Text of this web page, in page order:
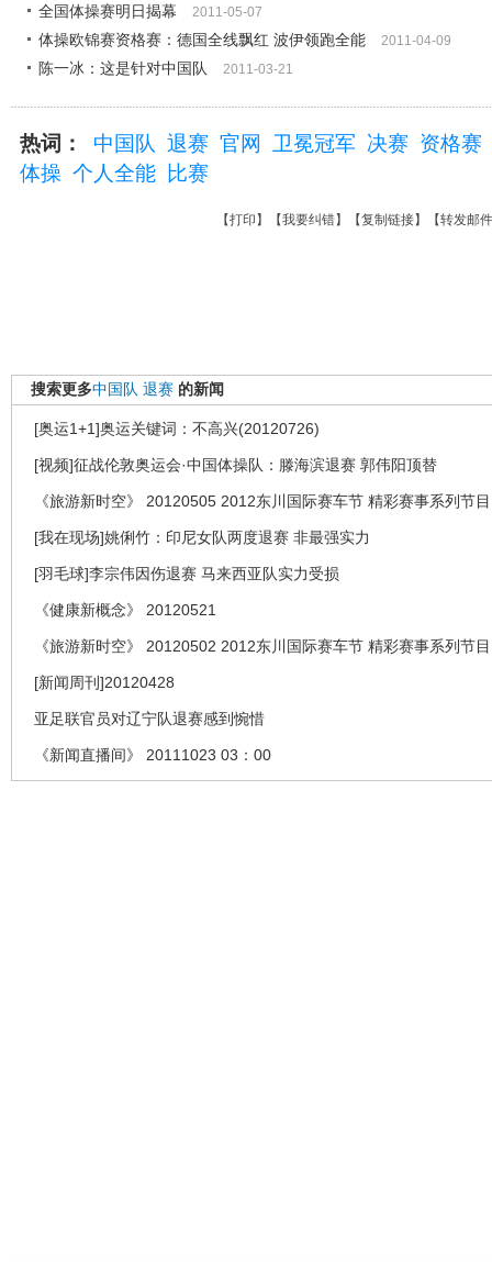
全国体操赛明日揭幕 2011-05-07
体操欧锦赛资格赛：德国全线飘红 波伊领跑全能 2011-04-09
陈一冰：这是针对中国队 2011-03-21
热词： 中国队 退赛 官网 卫冕冠军 决赛 资格赛
体操 个人全能 比赛
【打印 】【我要纠错】【复制链接】【转发邮件
搜索更多中国队 退赛 的新闻
[奥运1+1]奥运关键词：不高兴(20120726)
[视频]征战伦敦奥运会·中国体操队：滕海滨退赛 郭伟阳顶替
《旅游新时空》 20120505 2012东川国际赛车节 精彩赛事系列节目
[我在现场]姚俐竹：印尼女队两度退赛 非最强实力
[羽毛球]李宗伟因伤退赛 马来西亚队实力受损
《健康新概念》 20120521
《旅游新时空》 20120502 2012东川国际赛车节 精彩赛事系列节目
[新闻周刊]20120428
亚足联官员对辽宁队退赛感到惋惜
《新闻直播间》 20111023 03：00